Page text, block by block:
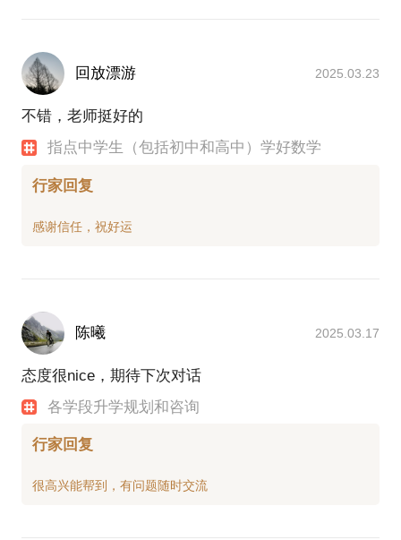
回放漂游 2025.03.23
不错，老师挺好的
指点中学生（包括初中和高中）学好数学
行家回复
陈曦 2025.03.17
态度很nice，期待下次对话
各学段升学规划和咨询
行家回复